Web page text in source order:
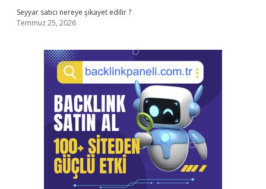
Seyyar satıcı nereye şikayet edilir ?
Temmuz 25, 2026